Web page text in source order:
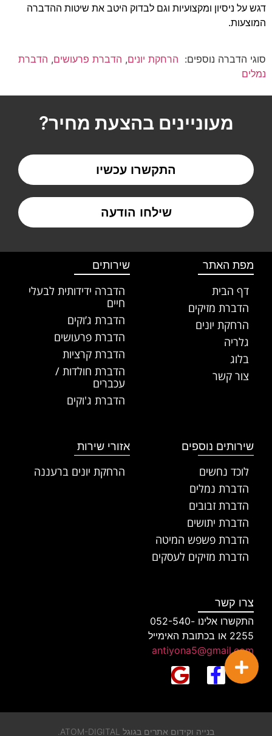
דגש על ניסיון ומקצועיות וגם לבדוק היטב את שיטות ההדברה
המוצעות.
סוגי הדברה נוספים: הרחקת יונים, הדברת פרעושים, הדברת
נמלים
מעוניינים בהצעת מחיר?
התקשרו עכשיו
שילחו הודעה
מפת האתר
דף הבית
הדברת מזיקים
הרחקת יונים
גלריה
בלוג
צור קשר
שירותים
הדברה ידידותית לבעלי
חיים
הדברת ג’וקים
הדברת פרעושים
הדברת קרציות
הדברת חולדות /
עכברים
הדברת ג'וקים
שירותים נוספים
לוכד נחשים
הדברת נמלים
הדברת זבובים
הדברת יתושים
הדברת פשפש המיטה
הדברת מזיקים לעסקים
אזורי שירות
הרחקת יונים ברעננה
צרו קשר
התקשרו אלינו 052-540-
2255 או בכתובת האימייל
antiyona5@gmail.com
בנייה וקידום אתרים בגוגל ATOM-DIGITAL.